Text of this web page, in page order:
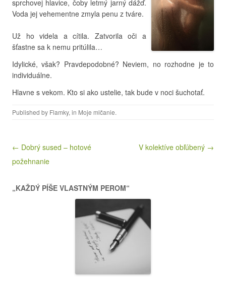
sprchovej hlavice, čoby letmý jarný dážď.
Voda jej vehementne zmyla penu z tváre.
Už ho videla a cítila. Zatvorila oči a
šťastne sa k nemu pritúlila…
Idylické, však? Pravdepodobné? Neviem, no rozhodne je to
individuálne.
Hlavne s vekom. Kto si ako ustelie, tak bude v noci šuchotať.
Published by Flamky, in Moje mlčanie.
Post navigation
← Dobrý sused – hotové
požehnanie
V kolektíve obľúbený →
„KAŽDÝ PÍŠE VLASTNÝM PEROM“